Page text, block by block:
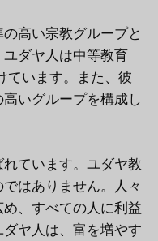
高い宗教グループと
ダヤ人は中等教育
ています。また、彼
いグループを構成し
ています。ユダヤ教
はありません。人々
、すべての人に利益
ヤ人は、富を増やす